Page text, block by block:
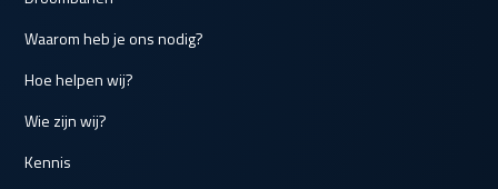
Waarom heb je ons nodig?
Hoe helpen wij?
Wie zijn wij?
Kennis